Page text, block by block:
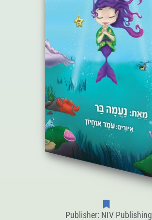
Publisher: NIV Publishing